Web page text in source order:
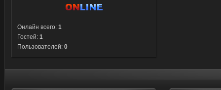
Онлайн всего: 1
Гостей: 1
Пользователей: 0